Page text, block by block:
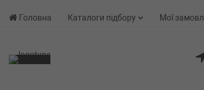
Головна Каталоги підбору Мої